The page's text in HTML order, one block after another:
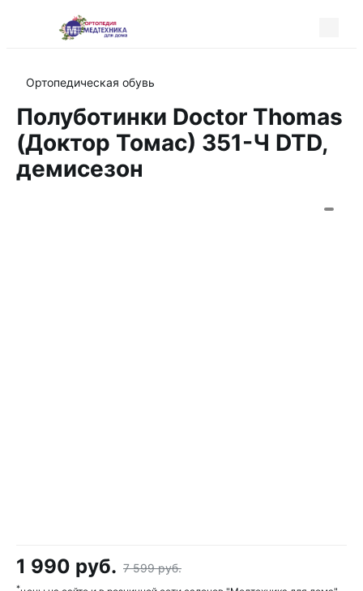
Ортопедическая обувь
Полуботинки Doctor Thomas
(Доктор Томас) 351-Ч DTD,
демисезон
1 990 руб. 7 599 руб.
*